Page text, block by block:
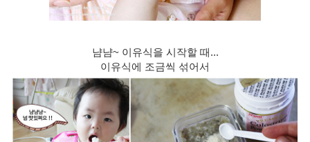
냠냠~ 이유식을 시작할 때...
이유식에 조금씩 섞어서